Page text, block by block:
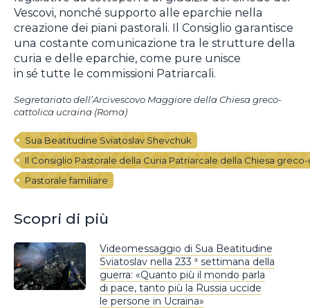
Vescovi, nonché supporto alle eparchie nella
creazione dei piani pastorali. Il Consiglio garantisce
una costante comunicazione tra le strutture della
curia e delle eparchie, come pure unisce
in sé tutte le commissioni Patriarcali.
Segretariato dell’Arcivescovo Maggiore della Chiesa greco-
cattolica ucraina (Roma)
Sua Beatitudine Sviatoslav Shevchuk
Il Consiglio Pastorale della Curia Patriarcale della Chiesa
Pastorale familiare
Scopri di più
Videomessaggio di Sua Beatitudine
Sviatoslav nella 233 ª settimana della
guerra: «Quanto più il mondo parla
di pace, tanto più la Russia uccide
le persone in Ucraina»